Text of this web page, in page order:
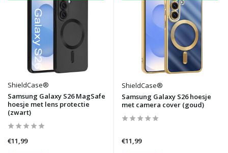
ShieldCase®
Samsung Galaxy S26 MagSafe
hoesje met lens protectie
(zwart)
€11,99
ShieldCase®
Samsung Galaxy S26 hoesje
met camera cover (goud)
€11,99